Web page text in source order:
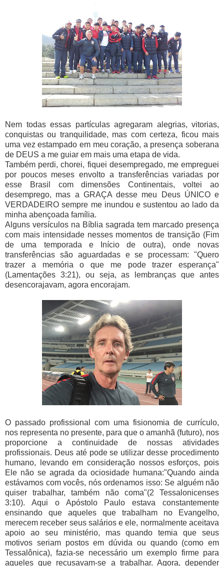
Nem todas essas partículas agregaram alegrias, vitorias,
conquistas ou tranquilidade, mas com certeza, ficou mais
uma vez estampado em meu coração, a presença soberana
de DEUS a me guiar em mais uma etapa de vida.
Também perdi, chorei, fiquei desempregado, me empreguei
por poucos meses envolto a transferências variadas por
esse Brasil com dimensões Continentais, voltei ao
desemprego, mas a GRAÇA desse meu Deus ÚNICO e
VERDADEIRO sempre me inundou e sustentou ao lado da
minha abençoada família.
Alguns versículos na Bíblia sagrada tem marcado presença
com mais intensidade nesses momentos de transição (Fim
de uma temporada e Início de outra), onde novas
transferências são aguardadas e se processam: "Quero
trazer a memória o que me pode trazer esperança"
(Lamentações 3:21), ou seja, as lembranças que antes
desencorajavam, agora encorajam.
O passado profissional com uma fisionomia de currículo,
nos representa no presente, para que o amanhã (futuro), nos
proporcione a continuidade de nossas atividades
profissionais. Deus até pode se utilizar desse procedimento
humano, levando em consideração nossos esforços, pois
Ele não se agrada da ociosidade humana:"Quando ainda
estávamos com vocês, nós ordenamos isso: Se alguém não
quiser trabalhar, também não coma"(2 Tessalonicenses
3:10). Aqui o Apóstolo Paulo estava constantemente
ensinando que aqueles que trabalham no Evangelho,
merecem receber seus salários e ele, normalmente aceitava
apoio ao seu ministério, mas quando temia que seus
motivos seriam postos em dúvida ou quando (como em
Tessalônica), fazia-se necessário um exemplo firme para
aqueles que recusavam-se a trabalhar. Agora, depender